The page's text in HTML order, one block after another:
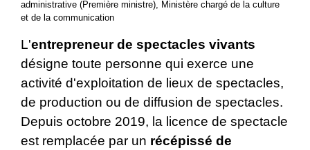
administrative (Première ministre), Ministère chargé de la culture
et de la communication
L'entrepreneur de spectacles vivants
désigne toute personne qui exerce une
activité d'exploitation de lieux de spectacles,
de production ou de diffusion de spectacles.
Depuis octobre 2019, la licence de spectacle
est remplacée par un récépissé de